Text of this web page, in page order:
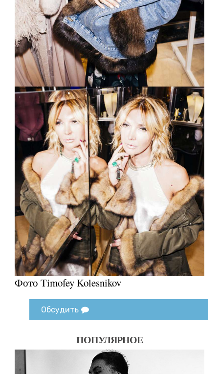
Фото Timofey Kolesnikov
Обсудить
ПОПУЛЯРНОЕ